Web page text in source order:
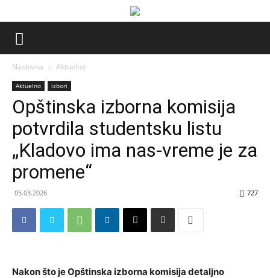
Naslovna Aktuelno
Aktuelno izbori
Opštinska izborna komisija
potvrdila studentsku listu
„Kladovo ima nas-vreme je za
promene“
05.03.2026 727
Nakon što je Opštinska izborna komisija detaljno